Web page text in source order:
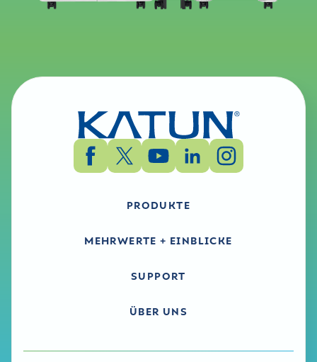
PRODUKTE
MEHRWERTE + EINBLICKE
SUPPORT
ÜBER UNS